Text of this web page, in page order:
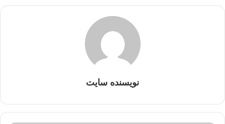
نویسنده سایت